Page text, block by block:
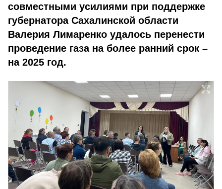
совместными усилиями при поддержке
губернатора Сахалинской области
Валерия Лимаренко удалось перенести
проведение газа на более ранний срок –
на 2025 год.